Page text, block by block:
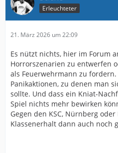
Erleuchteter
21. März 2026 um 22:09
Es nützt nichts, hier im Forum
Horrorszenarien zu entwerfen
als Feuerwehrmann zu
Panikaktionen, zu denen man
sollte. Und dass ein Kniat-
Spiel nichts mehr bewirken
Gegen den KSC, Nürnberg
Klassenerhalt dann auch noch